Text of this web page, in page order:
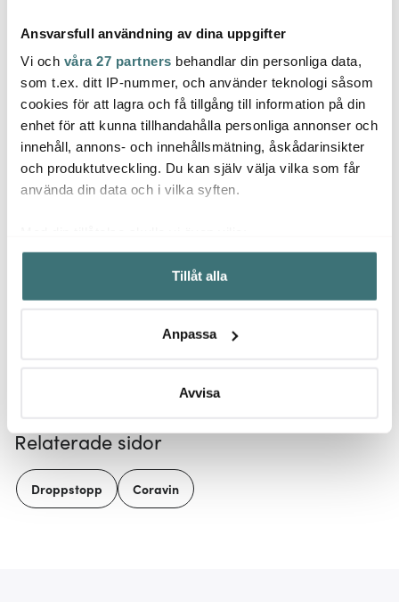
Ansvarsfull användning av dina uppgifter
Vi och våra 27 partners behandlar din personliga data,
som t.ex. ditt IP-nummer, och använder teknologi såsom
cookies för att lagra och få tillgång till information på din
enhet för att kunna tillhandahålla personliga annonser och
innehåll, annons- och innehållsmätning, åskådarinsikter
och produktutveckling. Du kan själv välja vilka som får
använda din data och i vilka syften.
Samla in information om din geografiska plats som
kan ha en noggrannhet på upp till flera meter
Identifiera din enhet genom att aktivt skanna den för
Ta reda på mer om hur dina personliga uppgifter
Du kan ändra eller dra tillbaka ditt samtycke när som
Vi använder cookies för att innehållet och annonserna
ska anpassas efter det som vi tror att du tycker om. Det
gör också att vi kan analysera vår trafik och göra
Tillåt alla
Anpassa
Avvisa
Coravin
Pure Gaspatron 6-
pack Silver
799 kr
Coravin
Pure Gaspatron 24-
pack
2699 kr
Låt dig inspireras av våra kunder
Relaterade sidor
Droppstopp Coravin